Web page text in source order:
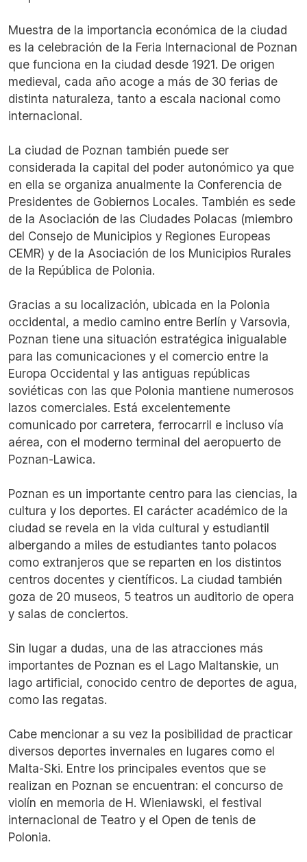
Muestra de la importancia económica de la ciudad
es la celebración de la Feria Internacional de Poznan
que funciona en la ciudad desde 1921. De origen
medieval, cada año acoge a más de 30 ferias de
distinta naturaleza, tanto a escala nacional como
internacional.
La ciudad de Poznan también puede ser
considerada la capital del poder autonómico ya que
en ella se organiza anualmente la Conferencia de
Presidentes de Gobiernos Locales. También es sede
de la Asociación de las Ciudades Polacas (miembro
del Consejo de Municipios y Regiones Europeas
CEMR) y de la Asociación de los Municipios Rurales
de la República de Polonia.
Gracias a su localización, ubicada en la Polonia
occidental, a medio camino entre Berlín y Varsovia,
Poznan tiene una situación estratégica inigualable
para las comunicaciones y el comercio entre la
Europa Occidental y las antiguas repúblicas
soviéticas con las que Polonia mantiene numerosos
lazos comerciales. Está excelentemente
comunicado por carretera, ferrocarril e incluso vía
aérea, con el moderno terminal del aeropuerto de
Poznan-Lawica.
Poznan es un importante centro para las ciencias, la
cultura y los deportes. El carácter académico de la
ciudad se revela en la vida cultural y estudiantil
albergando a miles de estudiantes tanto polacos
como extranjeros que se reparten en los distintos
centros docentes y científicos. La ciudad también
goza de 20 museos, 5 teatros un auditorio de opera
y salas de conciertos.
Sin lugar a dudas, una de las atracciones más
importantes de Poznan es el Lago Maltanskie, un
lago artificial, conocido centro de deportes de agua,
como las regatas.
Cabe mencionar a su vez la posibilidad de practicar
diversos deportes invernales en lugares como el
Malta-Ski. Entre los principales eventos que se
realizan en Poznan se encuentran: el concurso de
violín en memoria de H. Wieniawski, el festival
internacional de Teatro y el Open de tenis de
Polonia.